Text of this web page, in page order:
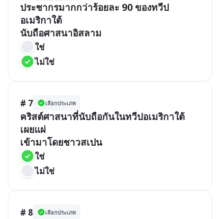
ประชากรมากกว่าร้อยละ 90 ของทวีป
อเมริกาใต้
ใช่
ไม่ใช่
# 7 เลือกประเภท
คริสต์ศาสนาที่นับถือกันในทวีปอเมริกาใต้
เผยแผ่
ใช่
ไม่ใช่
# 8 เลือกประเภท